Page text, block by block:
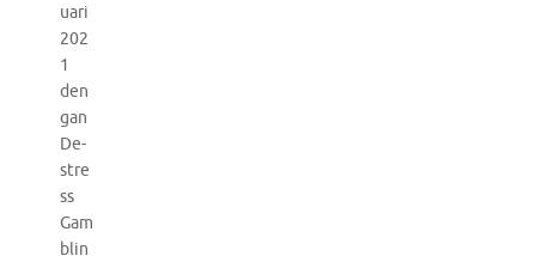
uari
202
1
den
gan
De-
stre
ss
Gam
blin